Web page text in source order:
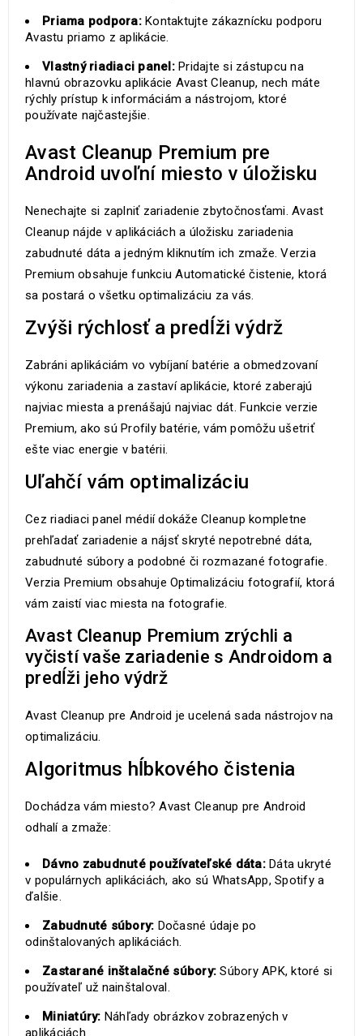
Priama podpora:Kontaktujte zákaznícku podporu
Avastu priamo z aplikácie.
Vlastný riadiaci panel:Pridajte si zástupcu na
hlavnú obrazovku aplikácie Avast Cleanup, nech máte
rýchly prístup k informáciám a nástrojom, ktoré
používate najčastejšie.
Avast Cleanup Premium pre
Android uvoľní miesto v úložisku
Nenechajte si zaplniť zariadenie zbytočnosťami. Avast
Cleanup nájde v aplikáciách a úložisku zariadenia
zabudnuté dáta a jedným kliknutím ich zmaže. Verzia
Premium obsahuje funkciu Automatické čistenie, ktorá
sa postará o všetku optimalizáciu za vás.
Zvýši rýchlosť a predĺži výdrž
Zabráni aplikáciám vo vybíjaní batérie a obmedzovaní
výkonu zariadenia a zastaví aplikácie, ktoré zaberajú
najviac miesta a prenášajú najviac dát. Funkcie verzie
Premium, ako sú Profily batérie, vám pomôžu ušetriť
ešte viac energie v batérii.
Uľahčí vám optimalizáciu
Cez riadiaci panel médií dokáže Cleanup kompletne
prehľadať zariadenie a nájsť skryté nepotrebné dáta,
zabudnuté súbory a podobné či rozmazané fotografie.
Verzia Premium obsahuje Optimalizáciu fotografií, ktorá
vám zaistí viac miesta na fotografie.
Avast Cleanup Premium zrýchli a
vyčistí vaše zariadenie s Androidom a
predĺži jeho výdrž
Avast Cleanup pre Android je ucelená sada nástrojov na
optimalizáciu.
Algoritmus hĺbkového čistenia
Dochádza vám miesto? Avast Cleanup pre Android
odhalí a zmaže:
Dávno zabudnuté používateľské dáta:Dáta ukryté
v populárnych aplikáciách, ako sú WhatsApp, Spotify a
ďalšie.
Zabudnuté súbory: Dočasné údaje po
odinštalovaných aplikáciách.
Zastarané inštalačné súbory: Súbory APK, ktoré si
používateľ už nainštaloval.
Miniatúry: Náhľady obrázkov zobrazených v
aplikáciách.